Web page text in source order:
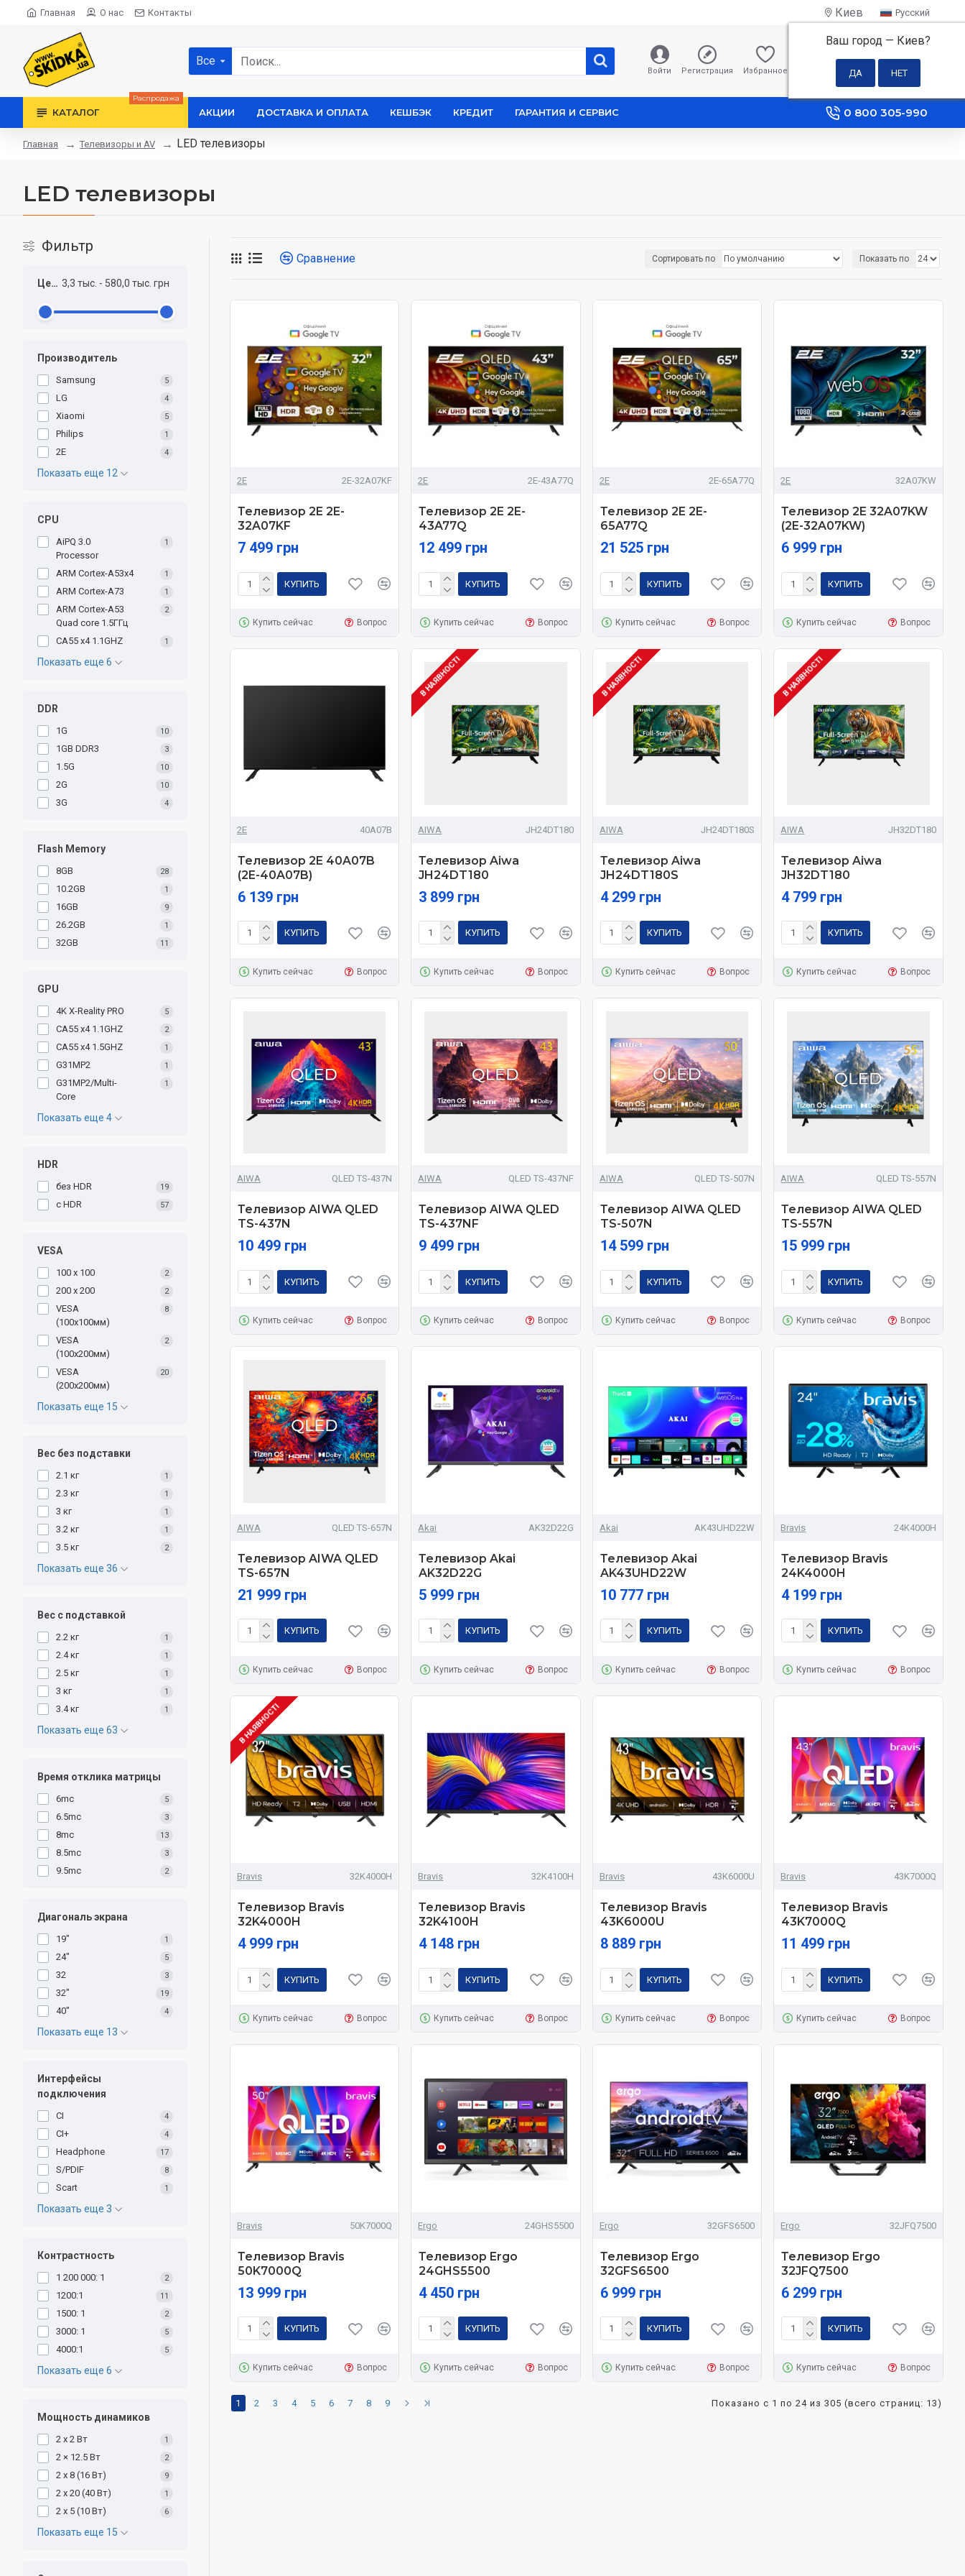
Главная О нас Контакты Киев
Ваш город — Киев?
Русский
Все
Войти Регистрация Избранное
0 грн
КАТАЛОГ
Распродажа
АКЦИИ ДОСТАВКА И ОПЛАТА КЕШБЭК КРЕДИТ ГАРАНТИЯ И СЕРВИС 0 800 305-990
Главная Телевизоры и AV LED телевизоры
LED телевизоры
Фильтр
3,3 тыс. - 580,0 тыс. грн
Цена
Производитель
Samsung 5
LG 4
Xiaomi 5
Philips 1
2E 4
Показать еще 12
CPU
AiPQ 3.0
Processor
1
ARM Cortex-A53х4 1
ARM Cortex-A73 1
ARM Сortex-A53
Quad core 1.5ГГц
2
CA55 x4 1.1GHZ 1
Показать еще 6
DDR
1G 10
1GB DDR3 3
1.5G 10
2G 10
3G 4
Flash Memory
8GB 28
10.2GB 1
16GB 9
26.2GB 1
32GB 11
GPU
4K X-Reality PRO 5
CA55 x4 1.1GHZ 2
CA55 x4 1.5GHZ 1
G31MP2 1
G31MP2/Multi-
Core
1
Показать еще 4
HDR
без HDR 19
с HDR 57
VESA
100 x 100 2
200 x 200 2
VESA
(100х100мм)
8
VESA
(100х200мм)
2
VESA
(200x200мм)
20
Показать еще 15
Вес без подставки
2.1 кг 1
2.3 кг 1
3 кг 1
3.2 кг 1
3.5 кг 2
Показать еще 36
Вес с подставкой
2.2 кг 1
2.4 кг 1
2.5 кг 1
3 кг 1
3.4 кг 1
Показать еще 63
Время отклика матрицы
6mc 5
6.5mc 3
8mc 13
8.5mc 3
9.5mc 2
Диагональ экрана
19" 1
24" 5
32 3
32" 19
40" 4
Показать еще 13
Интерфейсы
подключения
CI 4
CI+ 4
Headphone 17
S/PDIF 8
Scart 1
Показать еще 3
Контрастность
1 200 000: 1 2
1200:1 11
1500: 1 2
3000: 1 5
4000:1 5
Показать еще 6
Мощность динамиков
2 х 2 Вт 1
2 × 12.5 Вт 2
2 x 8 (16 Вт) 9
2 x 20 (40 Вт) 1
2 х 5 (10 Вт) 6
Показать еще 15
Сравнение Сортировать по Показать по
2E 2E-32A07KF
Телевизор 2E 2E-
32A07KF
7 499 грн
КУПИТЬ
Купить сейчас Вопрос
2E 2E-43A77Q
Телевизор 2E 2E-
43A77Q
12 499 грн
КУПИТЬ
Купить сейчас Вопрос
2E 2E-65A77Q
Телевизор 2E 2E-
65A77Q
21 525 грн
КУПИТЬ
Купить сейчас Вопрос
2E 32A07KW
Телевизор 2E 32A07KW
(2E-32A07KW)
6 999 грн
КУПИТЬ
Купить сейчас Вопрос
2E 40A07B
Телевизор 2E 40A07B
(2E-40A07B)
6 139 грн
КУПИТЬ
Купить сейчас Вопрос
В НАЯВНОСТІ
AIWA JH24DT180
Телевизор Aiwa
JH24DT180
3 899 грн
КУПИТЬ
Купить сейчас Вопрос
В НАЯВНОСТІ
AIWA JH24DT180S
Телевизор Aiwa
JH24DT180S
4 299 грн
КУПИТЬ
Купить сейчас Вопрос
В НАЯВНОСТІ
AIWA JH32DT180
Телевизор Aiwa
JH32DT180
4 799 грн
КУПИТЬ
Купить сейчас Вопрос
AIWA QLED TS-437N
Телевизор AIWA QLED
TS-437N
10 499 грн
КУПИТЬ
Купить сейчас Вопрос
AIWA QLED TS-437NF
Телевизор AIWA QLED
TS-437NF
9 499 грн
КУПИТЬ
Купить сейчас Вопрос
AIWA QLED TS-507N
Телевизор AIWA QLED
TS-507N
14 599 грн
КУПИТЬ
Купить сейчас Вопрос
AIWA QLED TS-557N
Телевизор AIWA QLED
TS-557N
15 999 грн
КУПИТЬ
Купить сейчас Вопрос
AIWA QLED TS-657N
Телевизор AIWA QLED
TS-657N
21 999 грн
КУПИТЬ
Купить сейчас Вопрос
Akai AK32D22G
Телевизор Akai
AK32D22G
5 999 грн
КУПИТЬ
Купить сейчас Вопрос
Akai AK43UHD22W
Телевизор Akai
AK43UHD22W
10 777 грн
КУПИТЬ
Купить сейчас Вопрос
Bravis 24K4000H
Телевизор Bravis
24K4000H
4 199 грн
КУПИТЬ
Купить сейчас Вопрос
В НАЯВНОСТІ
Bravis 32K4000H
Телевизор Bravis
32K4000H
4 999 грн
КУПИТЬ
Купить сейчас Вопрос
Bravis 32K4100H
Телевизор Bravis
32K4100H
4 148 грн
КУПИТЬ
Купить сейчас Вопрос
Bravis 43K6000U
Телевизор Bravis
43K6000U
8 889 грн
КУПИТЬ
Купить сейчас Вопрос
Bravis 43K7000Q
Телевизор Bravis
43K7000Q
11 499 грн
КУПИТЬ
Купить сейчас Вопрос
Bravis 50K7000Q
Телевизор Bravis
50K7000Q
13 999 грн
КУПИТЬ
Купить сейчас Вопрос
Ergo 24GHS5500
Телевизор Ergo
24GHS5500
4 450 грн
КУПИТЬ
Купить сейчас Вопрос
Ergo 32GFS6500
Телевизор Ergo
32GFS6500
6 999 грн
КУПИТЬ
Купить сейчас Вопрос
Ergo 32JFQ7500
Телевизор Ergo
32JFQ7500
6 299 грн
КУПИТЬ
Купить сейчас Вопрос
1 2 3 4 5 6 7 8 9 Показано с 1 по 24 из 305 (всего страниц: 13)